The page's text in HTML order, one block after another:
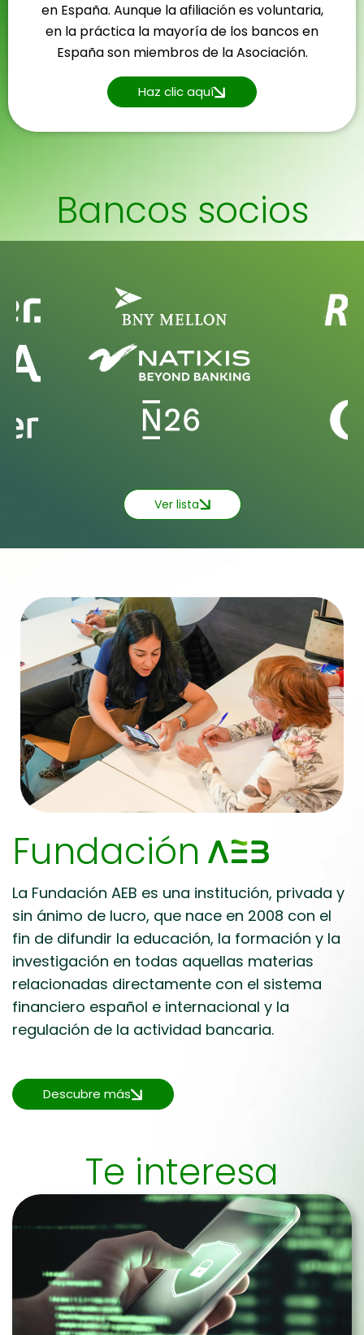
en España. Aunque la afiliación es voluntaria,
en la práctica la mayoría de los bancos en
España son miembros de la Asociación.
Haz clic aquí
Bancos socios
Ver lista
Fundación
La Fundación AEB es una institución, privada y
sin ánimo de lucro, que nace en 2008 con el
fin de difundir la educación, la formación y la
investigación en todas aquellas materias
relacionadas directamente con el sistema
financiero español e internacional y la
regulación de la actividad bancaria.
Descubre más
Te interesa